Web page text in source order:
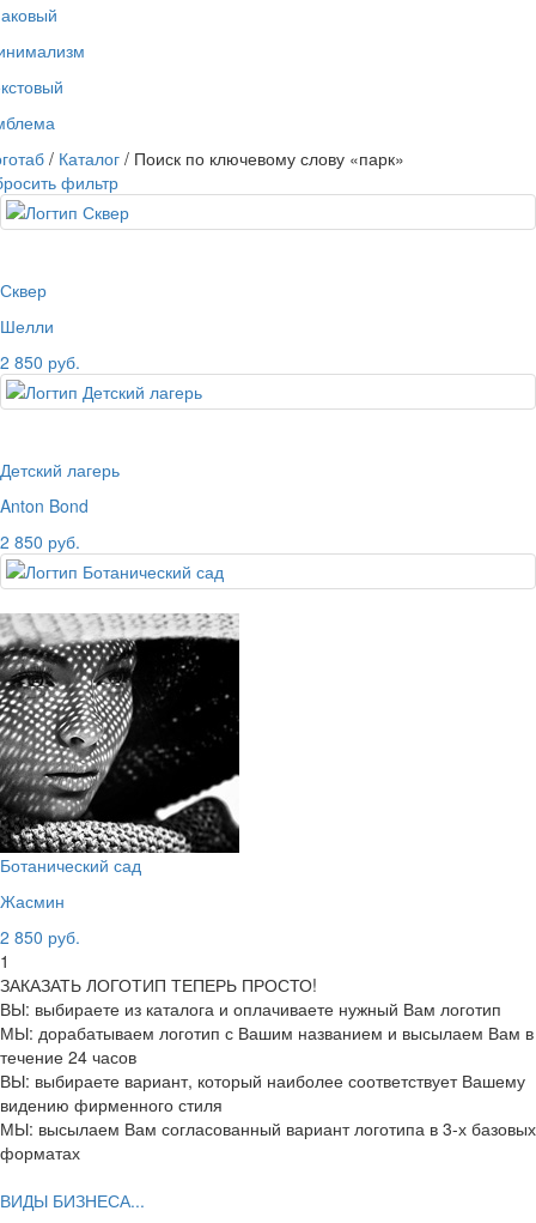
/ Каталог / Поиск по ключевому слову «парк»
фильтр
Сквер
Шелли
2 850 руб.
Детский лагерь
Anton Bond
2 850 руб.
Ботанический сад
Жасмин
2 850 руб.
1
ЗАКАЗАТЬ ЛОГОТИП ТЕПЕРЬ ПРОСТО!
ВЫ: выбираете из каталога и оплачиваете нужный Вам логотип
МЫ: дорабатываем логотип с Вашим названием и высылаем Вам в
течение 24 часов
ВЫ: выбираете вариант, который наиболее соответствует Вашему
видению фирменного стиля
МЫ: высылаем Вам согласованный вариант логотипа в 3-х базовых
форматах
ВИДЫ БИЗНЕСА...